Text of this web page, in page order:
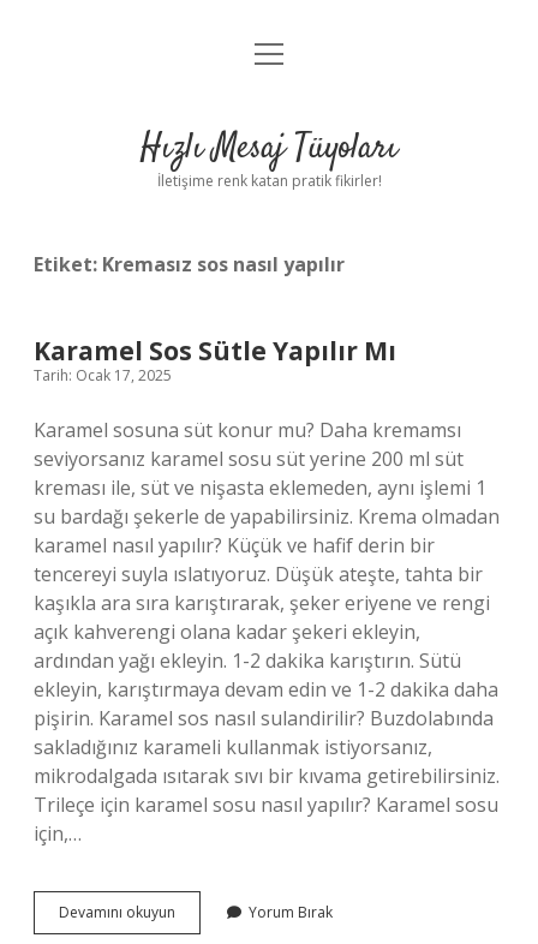
Anasayfa
Yasal Uyarı
menüyü
Hızlı Mesaj Tüyoları
İletişime renk katan pratik fikirler!
Etiket: Kremasız sos nasıl yapılır
Karamel Sos Sütle Yapılır Mı
Tarih: Ocak 17, 2025
Karamel sosuna süt konur mu? Daha kremamsı
seviyorsanız karamel sosu süt yerine 200 ml süt
kreması ile, süt ve nişasta eklemeden, aynı işlemi 1
su bardağı şekerle de yapabilirsiniz. Krema olmadan
karamel nasıl yapılır? Küçük ve hafif derin bir
tencereyi suyla ıslatıyoruz. Düşük ateşte, tahta bir
kaşıkla ara sıra karıştırarak, şeker eriyene ve rengi
açık kahverengi olana kadar şekeri ekleyin,
ardından yağı ekleyin. 1-2 dakika karıştırın. Sütü
ekleyin, karıştırmaya devam edin ve 1-2 dakika daha
pişirin. Karamel sos nasıl sulandirilir? Buzdolabında
sakladığınız karameli kullanmak istiyorsanız,
mikrodalgada ısıtarak sıvı bir kıvama getirebilirsiniz.
Trileçe için karamel sosu nasıl yapılır? Karamel sosu
için,…
Devamını okuyun Karamel
Sos
Yorum Bırak